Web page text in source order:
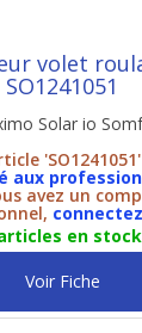
volet
SO1241051
Solar io
aux
avez un
en stock
Voir Fiche